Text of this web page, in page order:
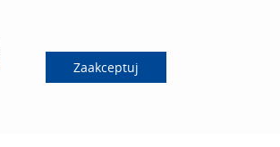
Zaakceptuj